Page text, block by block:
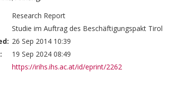
Research Report
Studie im Auftrag des Beschäftigungspakt Tirol
26 Sep 2014 10:39
19 Sep 2024 08:49
https://irihs.ihs.ac.at/id/eprint/2262